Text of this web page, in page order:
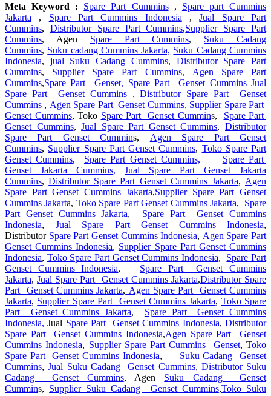
Meta Keyword :
Spare Part Cummins, Spare part Cummins
Jakarta , Spare Part Cummins Indonesia ,Jual Spare Part
Cummins, Distributor Spare Part Cummins,Supplier Spare Part
Cummins, Agen Spare Part Cummins, Suku Cadang
Cummins, Suku cadang Cummins Jakarta, Suku Cadang Cummins
Indonesia, jual Suku Cadang Cummins, Distributor Spare Part
Cummins, Supplier Spare Part Cummins,
Agen Spare Part
Cummins,Spare Part Genset, Spare Part Genset Cummins Jual
Spare Part Genset Cummins,Distributor Spare Part Genset
Cummins , Agen Spare Part Genset Cummins, Supplier Spare Part
Genset Cummins, Toko Spare Part Genset Cummins, Spare Part
Genset Cummins,Jual Spare Part Genset Cummins,Distributor
Spare Part Genset Cummins, Agen Spare Part Genset
Cummins, Supplier Spare Part Genset Cummins, Toko Spare Part
Genset Cummins, Spare Part Genset Cummins,
Spare Part
Genset Jakarta Cummins,
Jual Spare Part Genset Jakarta
Cummins,Distributor Spare Part Genset Cummins Jakarta, Agen
Spare Part Genset Cummins Jakarta,Supplier Spare Part Genset
Cummins Jakarta, Toko Spare Part Genset Cummins Jakarta, Spare
Part Genset Cummins Jakarta, Spare Part Genset Cummins
Indonesia, Jual Spare Part Genset Cummins Indonesia,
Distributor Spare Part Genset Cummins Indonesia, Agen Spare Part
Genset Cummins Indonesia, Supplier Spare Part Genset Cummins
Indonesia, Toko Spare Part Genset Cummins Indonesia, Spare Part
Genset Cummins Indonesia, Spare Part Genset Cummins
Jakarta,Jual Spare Part Genset Cummins Jakarta,Distributor Spare
Part Genset Cummins Jakarta, Agen Spare Part Genset Cummins
Jakarta, Supplier Spare Part Genset Cummins Jakarta, Toko Spare
Part Genset Cummins Jakarta, Spare Part Genset Cummins
Indonesia, Jual Spare Part Genset Cummins Indonesia, Distributor
Spare Part Genset Cummins Indonesia,Agen Spare Part Genset
Cummins Indonesia, Supplier Spare Part Cummins Genset, Toko
Spare Part Genset Cummins Indonesia, Suku Cadang Genset
Cummins,Jual Suku Cadang Genset Cummins, Distributor Suku
Cadang Genset Cummins, Agen Suku Cadang Genset
Cummins, Supplier Suku Cadang Genset Cummins,Toko Suku